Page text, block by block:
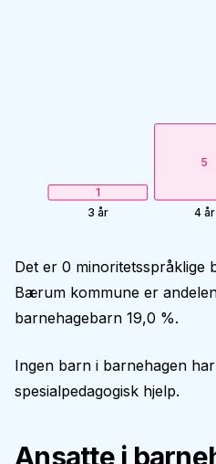
1
3 år
5
4 år
Det er 0 minoritetsspråklige
Bærum kommune er
barnehagebarn 19,0 %.
Ingen barn i barnehagen
spesialpedagogisk hjelp.
Ansatte i